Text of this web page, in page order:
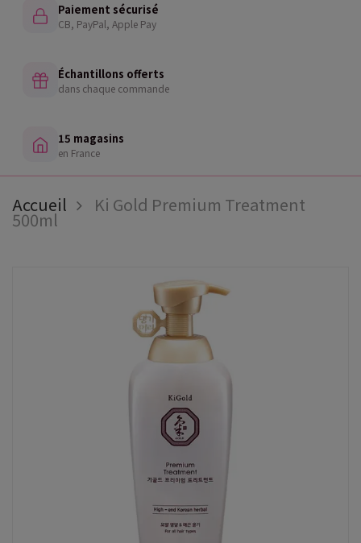
Paiement sécurisé
CB, PayPal, Apple Pay
Échantillons offerts
dans chaque commande
15 magasins
en France
Accueil Ki Gold Premium Treatment
500ml